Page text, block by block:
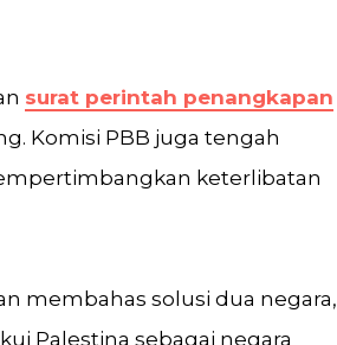
surat perintah penangkapan
Komisi PBB juga tengah
keterlibatan
membahas solusi dua negara,
Palestina sebagai negara